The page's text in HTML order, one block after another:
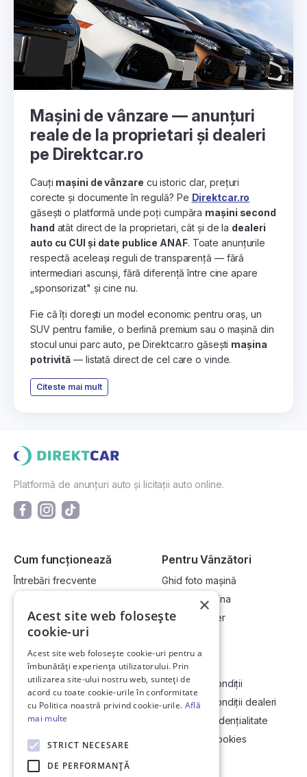
Mașini de vânzare — anunțuri
reale de la proprietari și dealeri
pe Direktcar.ro
Cauți mașini de vânzare cu istoric clar, prețuri
corecte și documente în regulă? Pe Direktcar.ro
găsești o platformă unde poți cumpăra mașini second
hand atât direct de la proprietari, cât și de la dealeri
auto cu CUI și date publice ANAF. Toate anunțurile
respectă aceleași reguli de transparență — fără
intermediari ascunși, fără diferență între cine apare
„sponsorizat" și cine nu.
Fie că îți dorești un model economic pentru oraș, un
SUV pentru familie, o berlină premium sau o mașină din
stocul unui parc auto, pe Direktcar.ro găsești mașina
potrivită — listată direct de cel care o vinde.
Citeste mai mult
Platformă de anunțuri auto și licitații auto online.
Cum funcționează
Întrebări frecvente
Cum vând la licitație?
Pentru Vânzători
Ghid foto mașină
Vinde-ți mașina
Devino dealer
Link-uri utile
Informații utile vizionare
Contact
Soluționarea Online a litigiilor
ANCP
Compania
Termeni și condiții
Termeni și condiții dealeri
Politică confidențialitate
Politica de cookies
×
Acest site web folosește
cookie-uri
Acest site web folosește cookie-uri pentru a
îmbunătăți experiența utilizatorului. Prin
utilizarea site-ului nostru web, sunteți de
acord cu toate cookie-urile în conformitate
cu Politica noastră privind cookie-urile. Află
mai multe
STRICT NECESARE
DE PERFORMANȚĂ